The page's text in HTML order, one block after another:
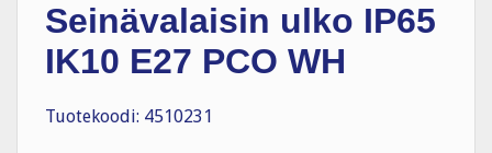
Seinävalaisin ulko IP65
IK10 E27 PCO WH
Tuotekoodi: 4510231